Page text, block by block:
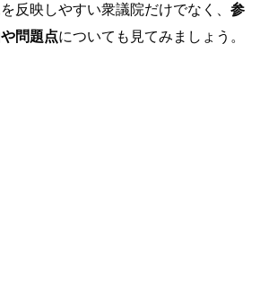
反映しやすい衆議院だけでなく、 参
問題点についても見てみましょう。